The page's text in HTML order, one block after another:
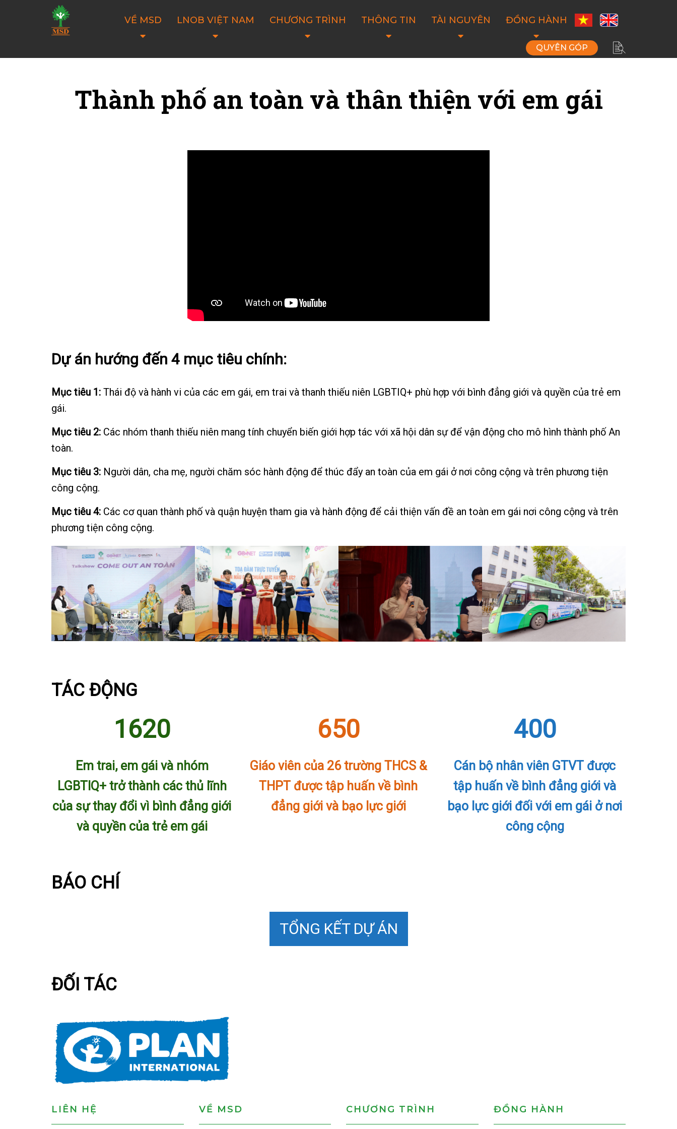
VỀ MSD LNOB VIỆT NAM CHƯƠNG TRÌNH THÔNG TIN TÀI NGUYÊN ĐỒNG HÀNH
QUYÊN GÓP
Thành phố an toàn và thân thiện với em gái
Dự án hướng đến 4 mục tiêu chính:
Mục tiêu 1: Thái độ và hành vi của các em gái, em trai và thanh thiếu niên LGBTIQ+ phù hợp với bình đẳng giới và quyền của trẻ em
gái.
Mục tiêu 2: Các nhóm thanh thiếu niên mang tính chuyển biến giới hợp tác với xã hội dân sự để vận động cho mô hình thành phố An
toàn.
Mục tiêu 3: Người dân, cha mẹ, người chăm sóc hành động để thúc đẩy an toàn của em gái ở nơi công cộng và trên phương tiện
công cộng.
Mục tiêu 4: Các cơ quan thành phố và quận huyện tham gia và hành động để cải thiện vấn đề an toàn em gái nơi công cộng và trên
phương tiện công cộng.
TÁC ĐỘNG
1620
Em trai, em gái và nhóm
LGBTIQ+ trở thành các thủ lĩnh
của sự thay đổi vì bình đẳng giới
và quyền của trẻ em gái
650
Giáo viên của 26 trường THCS &
THPT được tập huấn về bình
đẳng giới và bạo lực giới
400
Cán bộ nhân viên GTVT được
tập huấn về bình đẳng giới và
bạo lực giới đối với em gái ở nơi
công cộng
BÁO CHÍ
TỔNG KẾT DỰ ÁN
ĐỐI TÁC
LIÊN HỆ VỀ MSD CHƯƠNG TRÌNH ĐỒNG HÀNH